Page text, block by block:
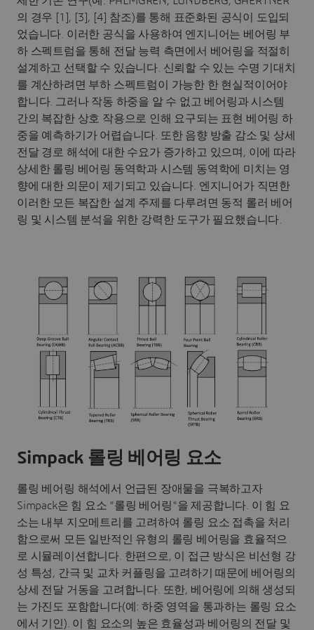
의 경우 [1], [3], [4] 참조)를 통해 표준화된 공식이 도입되
었습니다. 이러한 공식을 사용하여 엔지니어는 베어링 부
하 스펙트럼을 통해 전달 능력 측면에서 베어링을 적절히
설계하고 선택할 수 있습니다. 신뢰할 수 있는 수명 기대치
를 계산하려면 부하 스펙트럼이 가능한 한 현실적이어야
합니다. 그러나 작동 하중을 알 수 없고 베어링과 시스템
간의 복잡한 상호 작용으로 인해 요구되는 표현 베어링 하
중을 예측하기가 어렵습니다. 또한 음향 방출 감소 및 상세
전달 경로 해석에 대한 수요가 증가하고 있으며, 이에 따라
상세한 롤링 베어링 동역학과 시스템 동역학에 미치는 영
향에 대한 의문이 제기되고 있습니다. 엔지니어가 직면한
이러한 모든 복잡한 설계 주제를 다루려면 동적 롤러 베어
링 및 시스템 분석을 위한 강력한 도구가 필요했습니다.
Simpack 롤링 베어링 요소
롤링 베어링 해석에서 언급된 장애물을 극복하고자
Simpack은 힘 요소 "롤링 베어링"을 제공합니다. 이 힘 요
소는 내부 지오메트리를 고려하여 롤링 요소 접촉을 처리
함으로써 모든 일반적인 유형의 롤링 베어링을 효율적으
로 시뮬레이션합니다. 한편으로, 이 접근 방식은 비선형 강
성 특성, 간극 및 교차 커플링을 고려하기 때문에 베어링의
상세 전달 거동을 고려합니다. 또한, 베어링에 의해 생성되
는 가진도 포함합니다(예: 하중 영역을 통과하는 롤링 요소
에서 기인). 이 힘 요소의 높은 효율성과 베어링의 전달 및